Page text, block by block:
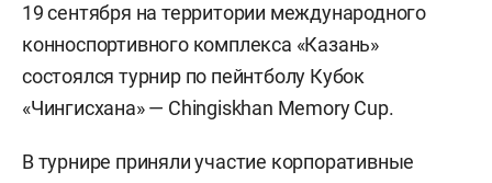
19 сентября на территории международного
конноспортивного комплекса «Казань»
состоялся турнир по пейнтболу Кубок
«Чингисхана» — Chingiskhan Memory Cup.
В турнире приняли участие корпоративные